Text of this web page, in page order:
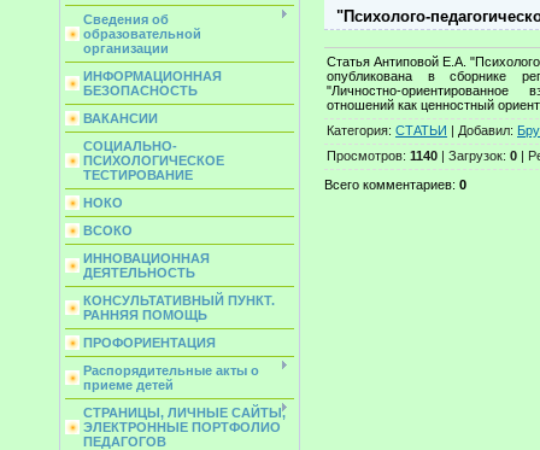
Сведения об
образовательной
организации
ИНФОРМАЦИОННАЯ
БЕЗОПАСНОСТЬ
ВАКАНСИИ
СОЦИАЛЬНО-
ПСИХОЛОГИЧЕСКОЕ
ТЕСТИРОВАНИЕ
НОКО
ВСОКО
ИННОВАЦИОННАЯ
ДЕЯТЕЛЬНОСТЬ
КОНСУЛЬТАТИВНЫЙ ПУНКТ.
РАННЯЯ ПОМОЩЬ
ПРОФОРИЕНТАЦИЯ
Распорядительные акты о
приеме детей
СТРАНИЦЫ, ЛИЧНЫЕ САЙТЫ,
ЭЛЕКТРОННЫЕ ПОРТФОЛИО
ПЕДАГОГОВ
"Психолого-
Статья Антиповой Е.А.
опубликована в сборнике
"Личностно-ориентированное
отношений как ценностный
Категория: СТАТЬИ | Добавил:
Просмотров: 1140 | Загрузок: 0 |
Всего комментариев: 0